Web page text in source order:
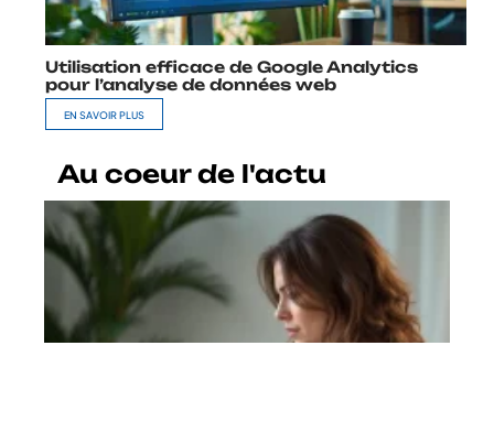
Utilisation efficace de Google Analytics
pour l’analyse de données web
EN SAVOIR PLUS
Au coeur de l'actu